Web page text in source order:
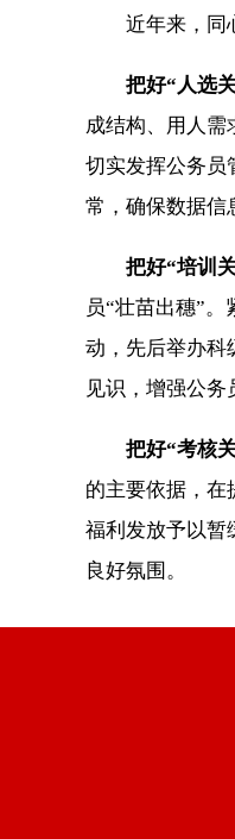
近年来，同心
把好“人选
成结构、用人需
切实发挥公务员
常，确保数据信
把好“培训
员“壮苗出穗”
动，先后举办科
见识，增强公务
把好“考核
的主要依据，在
福利发放予以暂
良好氛围。